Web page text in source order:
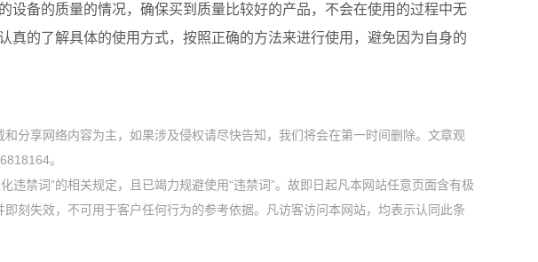
设备的质量的情况，确保买到质量比较好的产品，不会在使用的过程中无
真的了解具体的使用方式，按照正确的方法来进行使用，避免因为自身的
分享网络内容为主，如果涉及侵权请尽快告知，我们将会在第一时间删除。文章观
。
违禁词”的相关规定，且已竭力规避使用“违禁词”。故即日起凡本网站任意页面含有极
刻失效，不可用于客户任何行为的参考依据。凡访客访问本网站，均表示认同此条